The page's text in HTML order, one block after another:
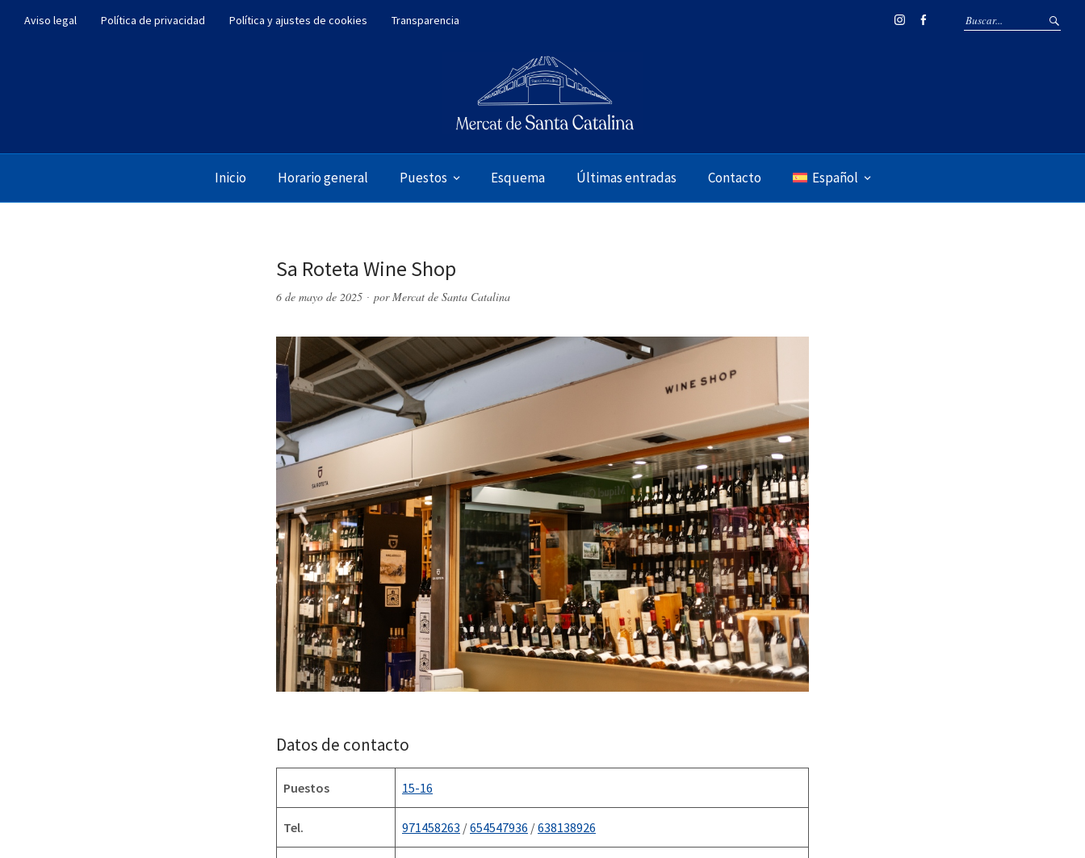
Aviso legal Política de privacidad Política y ajustes de cookies
Transparencia
Inicio Horario general Puestos Esquema Últimas entradas Contacto Español
Sa Roteta Wine Shop
6 de mayo de 2025 porMercat de Santa Catalina
Datos de contacto
Puestos 15-16
Tel. 971458263 /654547936 /638138926